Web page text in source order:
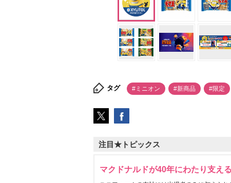
タグ #ミニオン #新商品 #限定
注目★トピックス
マクドナルドが40年にわたり支え